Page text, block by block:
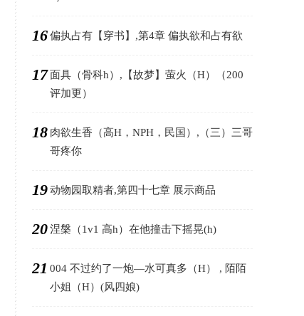
16偏执占有【穿书】,第4章 偏执欲和占有欲
17面具（骨科h）,【故梦】萤火（H）（200
评加更）
18 肉欲生香（高H，NPH，民国）,（三）三哥
哥疼你
19动物园取精者,第四十七章 展示商品
20涅槃（1v1 高h）在他撞击下摇晃(h)
21 004 不过约了一炮—水可真多（H） , 陌陌
小姐（H）(风四娘)